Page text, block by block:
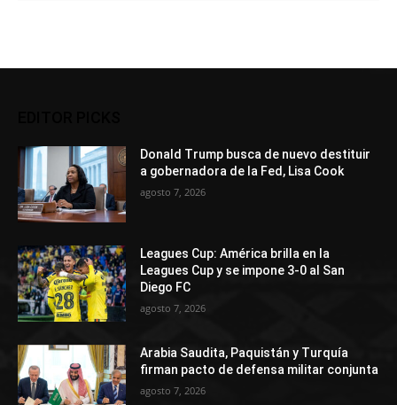
Donald Trump busca de nuevo destituir
a gobernadora de la Fed, Lisa Cook
agosto 7, 2026
Leagues Cup: América brilla en la
Leagues Cup y se impone 3-0 al San
Diego FC
agosto 7, 2026
Arabia Saudita, Paquistán y Turquía
firman pacto de defensa militar conjunta
agosto 7, 2026